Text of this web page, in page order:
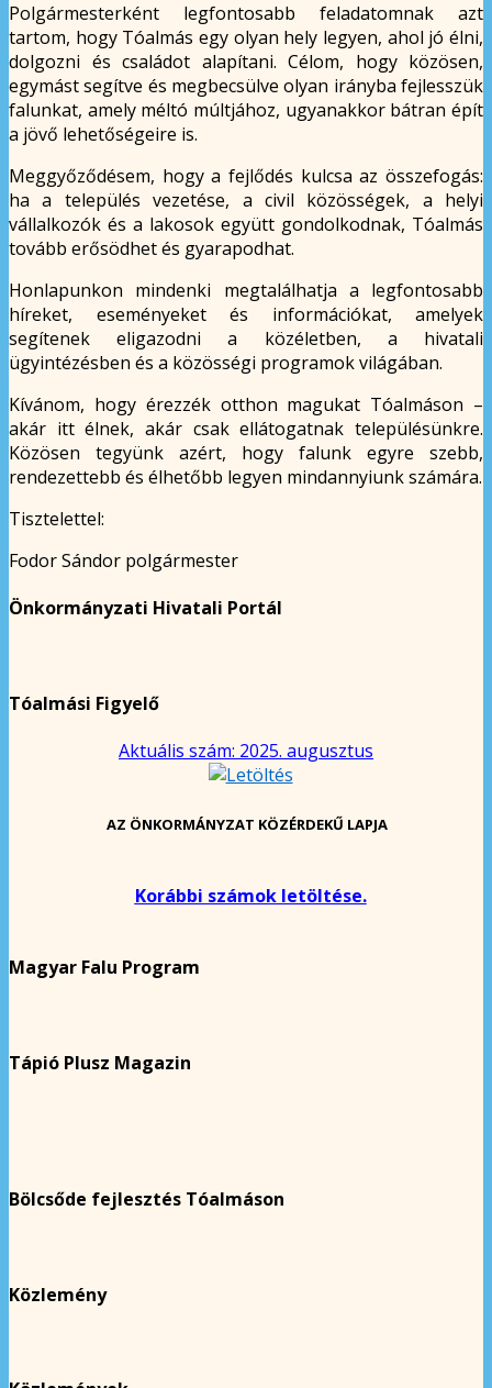
Polgármesterként legfontosabb feladatomnak azt
tartom, hogy Tóalmás egy olyan hely legyen, ahol jó élni,
dolgozni és családot alapítani. Célom, hogy közösen,
egymást segítve és megbecsülve olyan irányba fejlesszük
falunkat, amely méltó múltjához, ugyanakkor bátran épít
a jövő lehetőségeire is.
Meggyőződésem, hogy a fejlődés kulcsa az összefogás:
ha a település vezetése, a civil közösségek, a helyi
vállalkozók és a lakosok együtt gondolkodnak, Tóalmás
tovább erősödhet és gyarapodhat.
Honlapunkon mindenki megtalálhatja a legfontosabb
híreket, eseményeket és információkat, amelyek
segítenek eligazodni a közéletben, a hivatali
ügyintézésben és a közösségi programok világában.
Kívánom, hogy érezzék otthon magukat Tóalmáson –
akár itt élnek, akár csak ellátogatnak településünkre.
Közösen tegyünk azért, hogy falunk egyre szebb,
rendezettebb és élhetőbb legyen mindannyiunk számára.
Tisztelettel:
Fodor Sándor polgármester
Önkormányzati Hivatali Portál
Tóalmási Figyelő
Aktuális szám: 2025. augusztus
AZ ÖNKORMÁNYZAT KÖZÉRDEKŰ LAPJA
Korábbi számok letöltése.
Magyar Falu Program
Tápió Plusz Magazin
Bölcsőde fejlesztés Tóalmáson
Közlemény